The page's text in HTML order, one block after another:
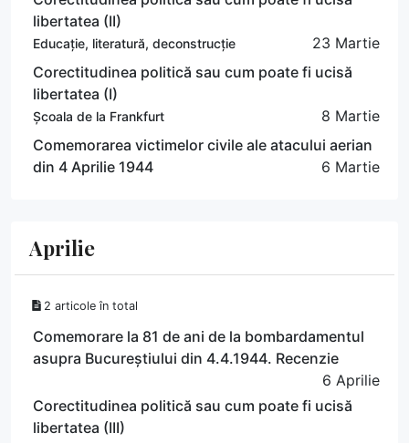
libertatea (II)
Educație, literatură, deconstrucție
23 Martie
Corectitudinea politică sau cum poate fi ucisă
libertatea (I)
Școala de la Frankfurt
8 Martie
Comemorarea victimelor civile ale atacului aerian
din 4 Aprilie 1944
6 Martie
Aprilie
2 articole în total
Comemorare la 81 de ani de la bombardamentul
asupra Bucureștiului din 4.4.1944. Recenzie
6 Aprilie
Corectitudinea politică sau cum poate fi ucisă
libertatea (III)